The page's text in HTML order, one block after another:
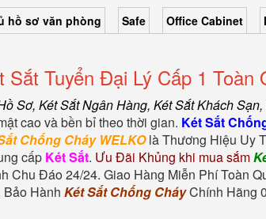
hồ sơ văn phòng Safe Office Cabinet
Tuyển Đại Lý Cấp 1 Toàn
Sơ, Két Sắt Ngân Hàng, Két Sắt Khách Sạn,
cao và bền bỉ theo thời gian. Két Sắt
Chống Cháy WELKOlà Thương Hiệu Uy
cấp Két Sắt. Ưu Đãi Khủng khi mua sắm
Chu Đáo 24/24. Giao Hàng Miễn Phí Toàn
Hành Két Sắt Chống CháyChính Hãng